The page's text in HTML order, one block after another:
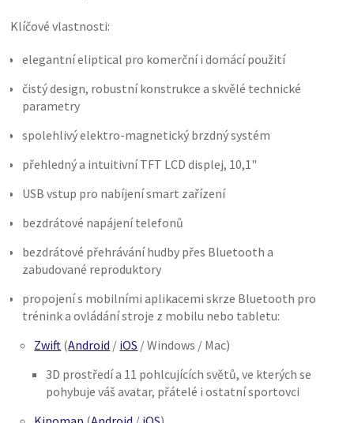
Klíčové vlastnosti:
elegantní eliptical pro komerční i domácí použití
čistý design, robustní konstrukce a skvělé technické
parametry
spolehlivý elektro-magnetický brzdný systém
přehledný a intuitivní TFT LCD displej, 10,1"
USB vstup pro nabíjení smart zařízení
bezdrátové napájení telefonů
bezdrátové přehrávání hudby přes Bluetooth a
zabudované reproduktory
propojení s mobilními aplikacemi skrze Bluetooth pro
trénink a ovládání stroje z mobilu nebo tabletu:
Zwift (Android / iOS / Windows / Mac)
3D prostředí a 11 pohlcujících světů, ve kterých se
pohybuje váš avatar, přátelé i ostatní sportovci